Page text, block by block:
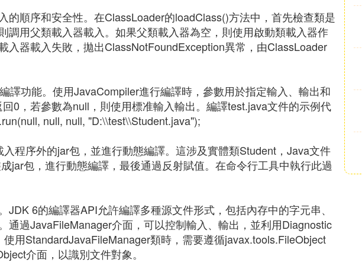
的順序和安全性。在ClassLoader的loadClass()方法中，首先檢查類是
調用父類載入器載入。如果父類載入器為空，則使用啟動類載入器作
入器載入失敗，拋出ClassNotFoundException異常，由ClassLoader
譯功能。使用JavaCompiler進行編譯時，參數用於指定輸入、輸出和
0，若參數為null，則使用標准輸入輸出。編譯test.java文件的示例代
null, null, "D:\\test\\Student.java");
程序外的jar包，並進行動態編譯。這涉及實體類Student，Java文件
jar包，進行動態編譯，最後通過反射賦值。在命令行工具中執行此過
JDK 6的編譯器API允許編譯多種源文件形式，包括內存中的字元串、
通過JavaFileManager介面，可以控制輸入、輸出，並利用Diagnostic
用StandardJavaFileManager類時，需要遵循javax.tools.FileObject
介面，以識別文件對象。